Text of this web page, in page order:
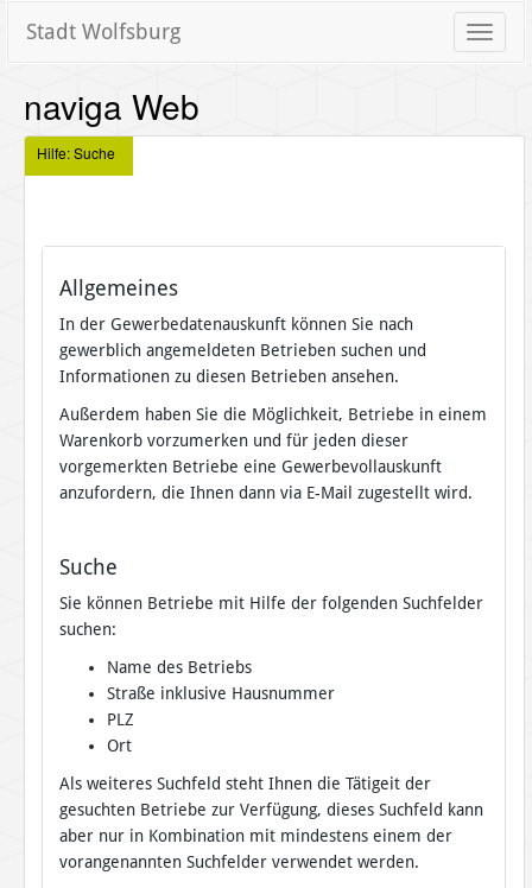
Toggle
Stadt Wolfsburg
naviga Web
Hilfe: Suche
Allgemeines
In der Gewerbedatenauskunft können Sie nach
gewerblich angemeldeten Betrieben suchen und
Informationen zu diesen Betrieben ansehen.
Außerdem haben Sie die Möglichkeit, Betriebe in einem
Warenkorb vorzumerken und für jeden dieser
vorgemerkten Betriebe eine Gewerbevollauskunft
anzufordern, die Ihnen dann via E-Mail zugestellt wird.
Suche
Sie können Betriebe mit Hilfe der folgenden Suchfelder
suchen:
Name des Betriebs
Straße inklusive Hausnummer
PLZ
Ort
Als weiteres Suchfeld steht Ihnen die Tätigeit der
gesuchten Betriebe zur Verfügung, dieses Suchfeld kann
aber nur in Kombination mit mindestens einem der
vorangenannten Suchfelder verwendet werden.